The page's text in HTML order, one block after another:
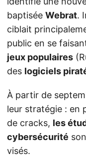
baptisée Webrat.
ciblait
public en se
jeux populaires
des logiciels
À partir de
leur stratégie : en
de cracks, les
cybersécurité
visés.